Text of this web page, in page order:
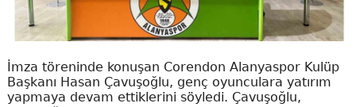
İmza töreninde konuşan Corendon Alanyaspor Kulüp
Başkanı Hasan Çavuşoğlu, genç oyunculara yatırım
yapmaya devam ettiklerini söyledi. Çavuşoğlu,